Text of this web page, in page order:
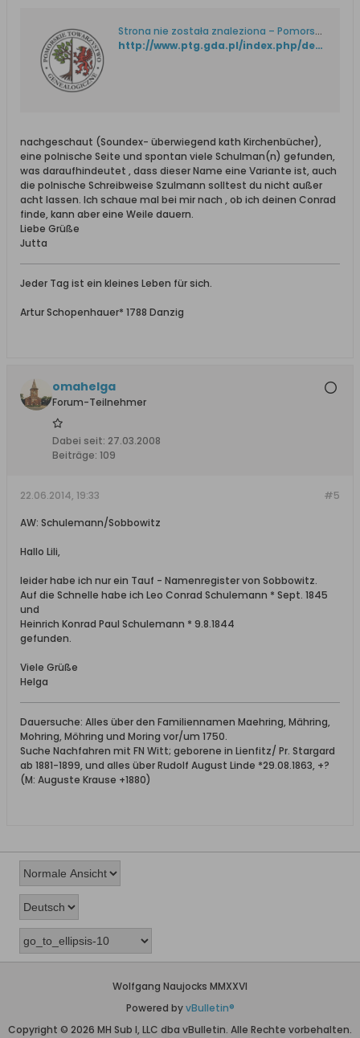
Strona nie została znaleziona – Pomorskie Towarzystwo Genealogiczne
http://www.ptg.gda.pl/index.php/default/lang/de-utf-8/
nachgeschaut (Soundex- überwiegend kath Kirchenbücher),
eine polnische Seite und spontan viele Schulman(n) gefunden,
was daraufhindeutet , dass dieser Name eine Variante ist, auch
die polnische Schreibweise Szulmann solltest du nicht außer
acht lassen. Ich schaue mal bei mir nach , ob ich deinen Conrad
finde, kann aber eine Weile dauern.
Liebe Grüße
Jutta
Jeder Tag ist ein kleines Leben für sich.
Artur Schopenhauer* 1788 Danzig
omahelga
Forum-Teilnehmer
Dabei seit: 27.03.2008
Beiträge: 109
#5
22.06.2014, 19:33
AW: Schulemann/Sobbowitz
Hallo Lili,
leider habe ich nur ein Tauf - Namenregister von Sobbowitz.
Auf die Schnelle habe ich Leo Conrad Schulemann * Sept. 1845
und
Heinrich Konrad Paul Schulemann * 9.8.1844
gefunden.
Viele Grüße
Helga
Dauersuche: Alles über den Familiennamen Maehring, Mähring,
Mohring, Möhring und Moring vor/um 1750.
Suche Nachfahren mit FN Witt; geborene in Lienfitz/ Pr. Stargard
ab 1881-1899, und alles über Rudolf August Linde *29.08.1863, +?
(M: Auguste Krause +1880)
Wolfgang Naujocks MMXXVI
Powered byvBulletin®
Copyright © 2026 MH Sub I, LLC dba vBulletin. Alle Rechte vorbehalten.